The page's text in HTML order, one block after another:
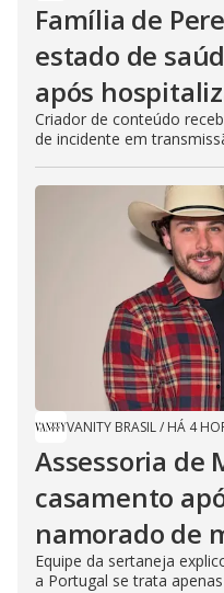
Família de
estado de
após
Criador de conteúdo
de incidente em
VANITY BRASIL/ HÁ 4
Assessoria de
casamento
namorado de
Equipe da sertaneja
a Portugal se trata